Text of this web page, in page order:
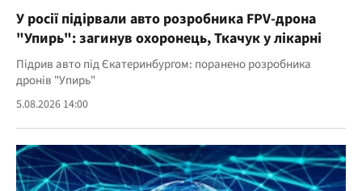
У росії підірвали авто розробника FPV-дрона
"Упирь": загинув охоронець, Ткачук у лікарні
Підрив авто під Єкатеринбургом: поранено розробника
дронів "Упирь"
5.08.2026 14:00